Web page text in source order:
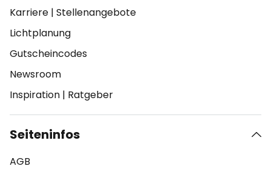
Karriere | Stellenangebote
Lichtplanung
Gutscheincodes
Newsroom
Inspiration | Ratgeber
Seiteninfos
AGB